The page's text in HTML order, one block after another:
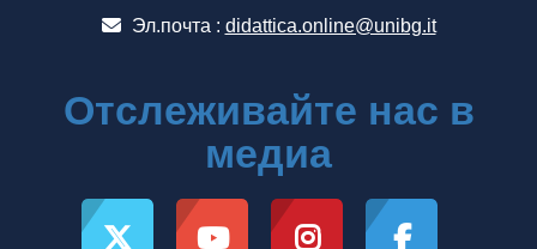
Эл.почта : didattica.online@unibg.it
Отслеживайте нас в
медиа